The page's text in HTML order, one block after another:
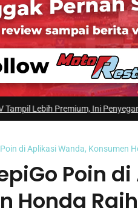
Ini Penyegaran pada
di Aplikasi Wanda, Konsumen
Poin
Honda